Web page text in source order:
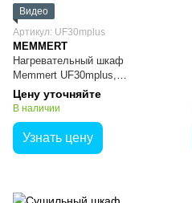
Видео
Артикул: UF30mplus
MEMMERT
Нагревательный шкаф
Memmert UF30mplus,
универсальный, медицинский,
TwinDISPLAY, 32 л
Цену уточняйте
В наличии
Узнать цену